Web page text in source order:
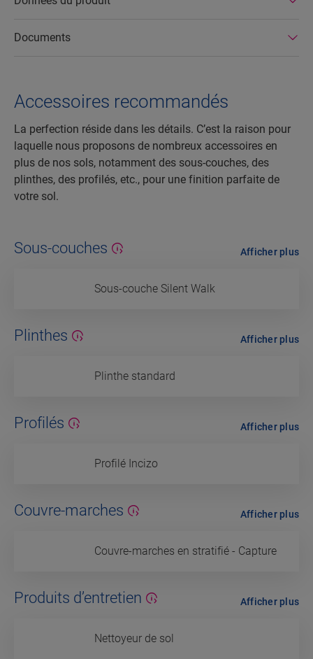
Documents
Accessoires recommandés
La perfection réside dans les détails. C’est la raison pour
laquelle nous proposons de nombreux accessoires en
plus de nos sols, notamment des sous-couches, des
plinthes, des profilés, etc., pour une finition parfaite de
votre sol.
Sous-couches
Sous-couche Silent Walk
Afficher plus
Plinthes
Plinthe standard
Afficher plus
Profilés
Profilé Incizo
Afficher plus
Couvre-marches
Couvre-marches en stratifié - Capture
Afficher plus
Produits d’entretien
Nettoyeur de sol
Afficher plus